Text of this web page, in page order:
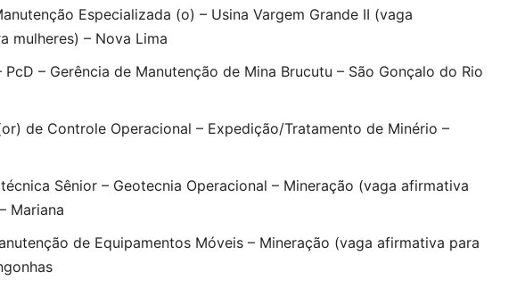
Especializada (o) – Usina Vargem Grande II (vaga
mulheres) – Nova Lima
PcD – Gerência de Manutenção de Mina Brucutu – São Gonçalo do Rio
de Controle Operacional – Expedição/Tratamento de Minério –
Sênior – Geotecnia Operacional – Mineração (vaga afirmativa
Mariana
de Equipamentos Móveis – Mineração (vaga afirmativa para